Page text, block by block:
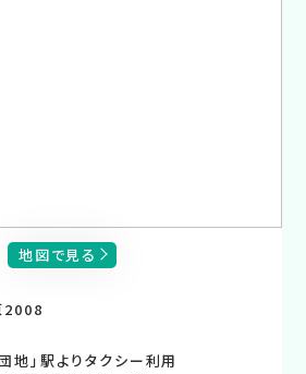
地図で見る
2008
地」駅よりタクシー利用